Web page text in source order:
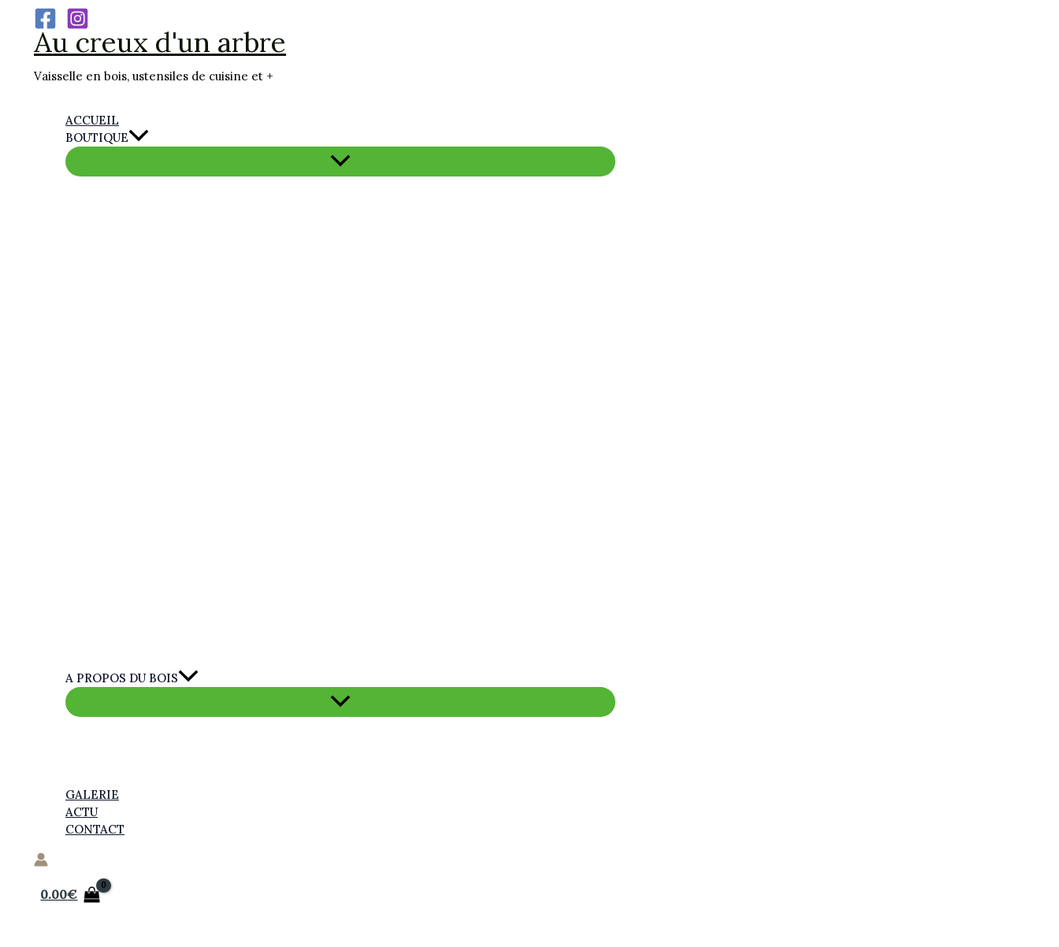
contenu
Au creux d'un arbre
Vaisselle en bois, ustensiles de cuisine et +
ACCUEIL
BOUTIQUE
A PROPOS DU BOIS
GALERIE
ACTU
CONTACT
0.00€